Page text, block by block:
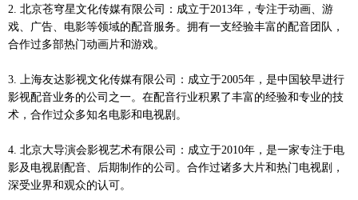
2. 北京苍穹星文化传媒有限公司：成立于2013年，专注于动画、游
戏、广告、电影等领域的配音服务。拥有一支经验丰富的配音团队，
合作过多部热门动画片和游戏。
3. 上海友达影视文化传媒有限公司：成立于2005年，是中国较早进行
影视配音业务的公司之一。在配音行业积累了丰富的经验和专业的技
术，合作过众多知名电影和电视剧。
4. 北京大导演会影视艺术有限公司：成立于2010年，是一家专注于电
影及电视剧配音、后期制作的公司。合作过诸多大片和热门电视剧，
深受业界和观众的认可。